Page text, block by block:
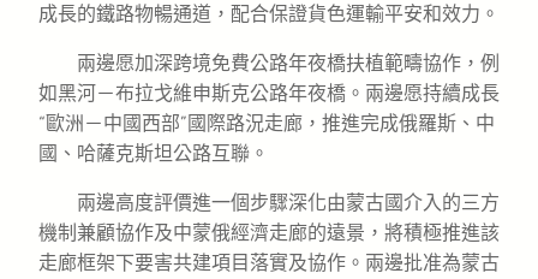
成長的鐵路物暢通道，配合保證貨色運輸平安和效力。
兩邊愿加深跨境免費公路年夜橋扶植範疇協作，例
如黑河－布拉戈維申斯克公路年夜橋。兩邊愿持續成長
“歐洲－中國西部”國際路況走廊，推進完成俄羅斯、中
國、哈薩克斯坦公路互聯。
兩邊高度評價進一個步驟深化由蒙古國介入的三方
機制兼顧協作及中蒙俄經濟走廊的遠景，將積極推進該
走廊框架下要害共建項目落實及協作。兩邊批准為蒙古